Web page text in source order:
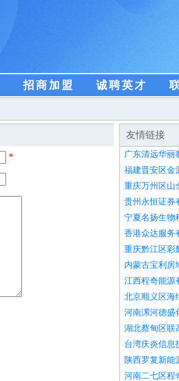
招商加盟 诚聘英才
*
友情链接
广东清远华丽
福建晋安区金
重庆万州区山
贵州永恒证券
宁夏名扬生物
香港众达服务
重庆黔江区彩
内蒙古宝利房
江西程奇能源
北京顺义区海
河南漯河德盛
湖北蔡甸区联
台湾庆炎信息
陕西罗复新能
河南二七区程